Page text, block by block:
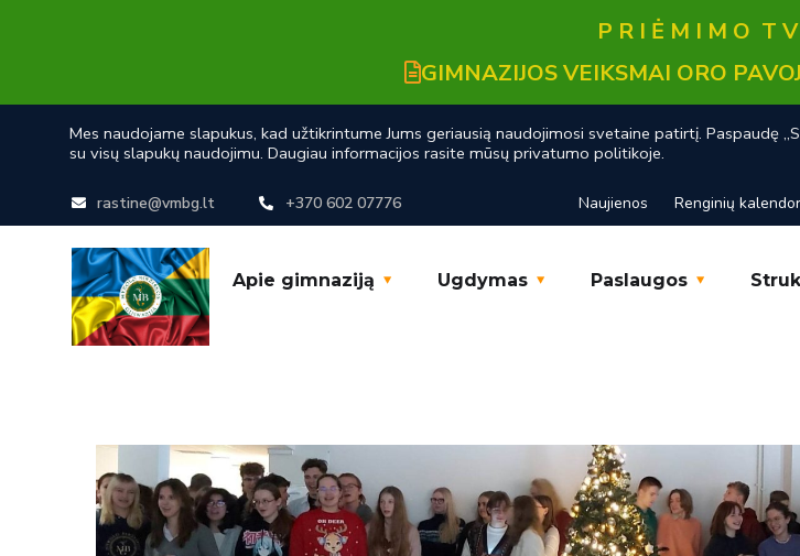
P R I Ė M I M O T
GIMNAZIJOS VEIKSMAI ORO
rastine@vmbg.lt +370 602 07776 Naujienos Renginių
Apie gimnaziją Ugdymas Paslaugos
Mes naudojame slapukus, kad užtikrintume Jums geriausią naudojimosi svetaine patirtį. Paspaudę
su visų slapukų naudojimu. Daugiau informacijos rasite mūsų privatumo politikoje.